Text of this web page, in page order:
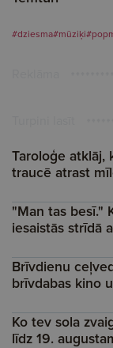
#dziesma#mūziķi
Taroloģe atklāj,
traucē atrast
"Man tas besī."
iesaistās strīdā
Brīvdienu
brīvdabas kino
Ko tev sola
līdz 19.